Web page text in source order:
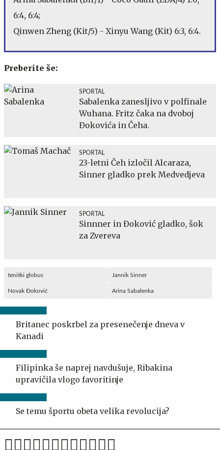
6:4, 6:4;
Qinwen Zheng (Kit/5) - Xinyu Wang (Kit) 6:3, 6:4.
Preberite še:
SPORTAL
Sabalenka zanesljivo v polfinale
Wuhana. Fritz čaka na dvoboj
Đokovića in Čeha.
SPORTAL
23-letni Čeh izločil Alcaraza,
Sinner gladko prek Medvedjeva
SPORTAL
Sinnner in Đoković gladko, šok
za Zvereva
teniški globus Jannik Sinner
Novak Đoković Arina Sabalenka
Britanec poskrbel za presenečenje dneva v
Kanadi
Filipinka še naprej navdušuje, Ribakina
upravičila vlogo favoritinje
Se temu športu obeta velika revolucija?